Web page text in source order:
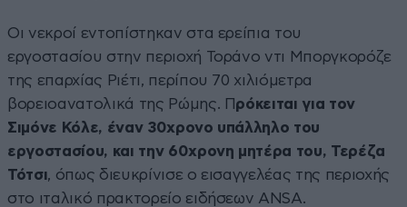
Οι νεκροί εντοπίστηκαν στα ερείπια του
εργοστασίου στην περιοχή Τοράνο ντι Μποργκορόζε
της επαρχίας Ριέτι, περίπου 70 χιλιόμετρα
βορειοανατολικά της Ρώμης. Πρόκειται για τον
Σιμόνε Κόλε, έναν 30χρονο υπάλληλο του
εργοστασίου, και την 60χρονη μητέρα του, Τερέζα
Τότσι, όπως διευκρίνισε ο εισαγγελέας της περιοχής
στο ιταλικό πρακτορείο ειδήσεων ANSA.